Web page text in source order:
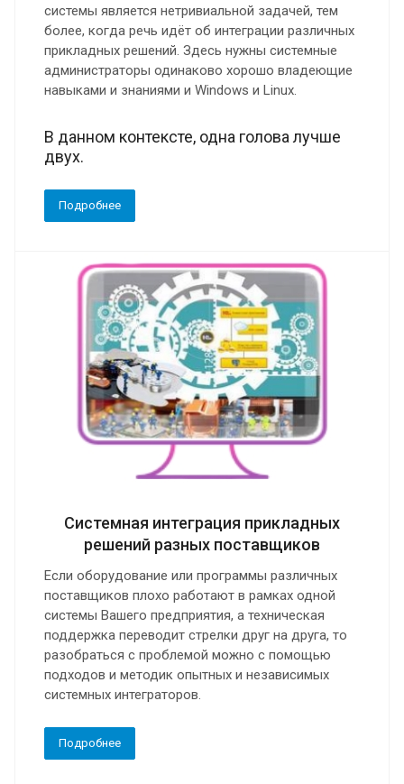
системы является нетривиальной задачей, тем
более, когда речь идёт об интеграции различных
прикладных решений. Здесь нужны системные
администраторы одинаково хорошо владеющие
навыками и знаниями и Windows и Linux.
В данном контексте, одна голова лучше
двух.
Подробнее
Системная интеграция прикладных
решений разных поставщиков
Если оборудование или программы различных
поставщиков плохо работают в рамках одной
системы Вашего предприятия, а техническая
поддержка переводит стрелки друг на друга, то
разобраться с проблемой можно с помощью
подходов и методик опытных и независимых
системных интеграторов.
Подробнее